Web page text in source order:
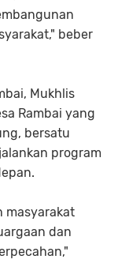
beber
Mukhlis
Rambai yang
bersatu
program
masyarakat
dan